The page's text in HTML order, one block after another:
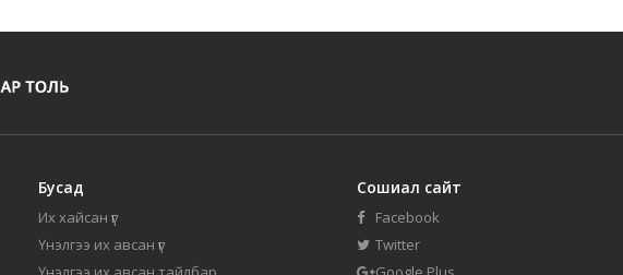
Бусад
Их хайсан үг
Үнэлгээ их авсан үг
Сошиал сайт
Facebook
Twitter